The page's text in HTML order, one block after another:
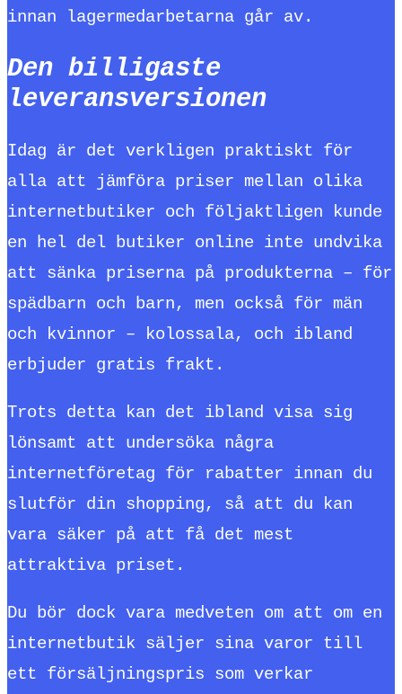
innan lagermedarbetarna går av.
Den billigaste
leveransversionen
Idag är det verkligen praktiskt för
alla att jämföra priser mellan olika
internetbutiker och följaktligen kunde
en hel del butiker online inte undvika
att sänka priserna på produkterna – för
spädbarn och barn, men också för män
och kvinnor – kolossala, och ibland
erbjuder gratis frakt.
Trots detta kan det ibland visa sig
lönsamt att undersöka några
internetföretag för rabatter innan du
slutför din shopping, så att du kan
vara säker på att få det mest
attraktiva priset.
Du bör dock vara medveten om att om en
internetbutik säljer sina varor till
ett försäljningspris som verkar